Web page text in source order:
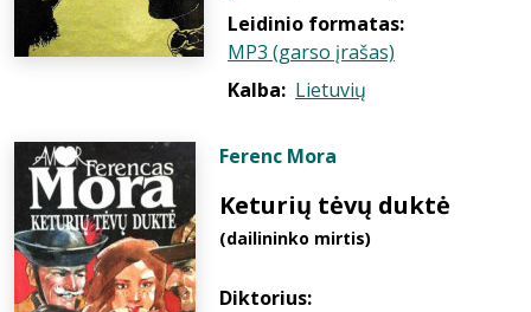
Leidinio formatas:
MP3 (garso įrašas)
Kalba: Lietuvių
Ferenc Mora
Keturių tėvų duktė
(dailininko mirtis)
Diktorius: